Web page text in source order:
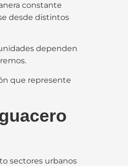
constante
desde distintos
dependen
que represente
sectores urbanos